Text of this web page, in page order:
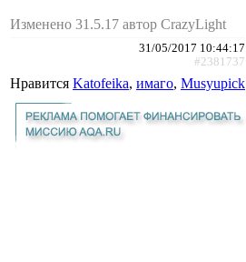
Изменено 31.5.17 автор CrazyLight
31/05/2017 10:44:17
#2381737
Нравится Katofeika, имаго, Musyupick